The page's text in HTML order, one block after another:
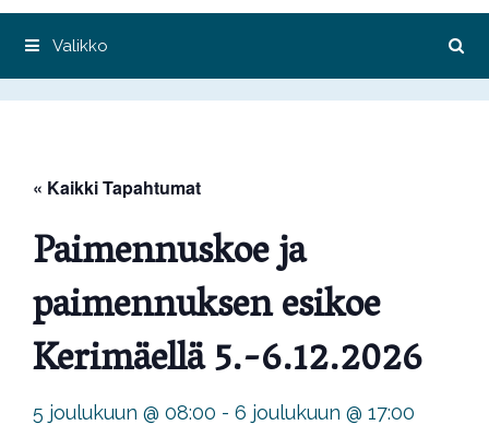
Valikko
« Kaikki Tapahtumat
Paimennuskoe ja
paimennuksen esikoe
Kerimäellä 5.-6.12.2026
5 joulukuun @ 08:00 - 6 joulukuun @ 17:00